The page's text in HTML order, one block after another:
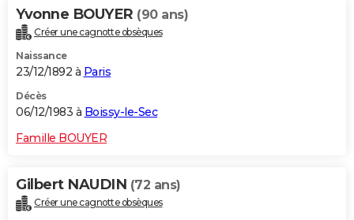
Yvonne BOUYER (90 ans)
Créer une cagnotte obsèques
Naissance
23/12/1892 à Paris
Décès
06/12/1983 à Boissy-le-Sec
Famille BOUYER
Gilbert NAUDIN (72 ans)
Créer une cagnotte obsèques